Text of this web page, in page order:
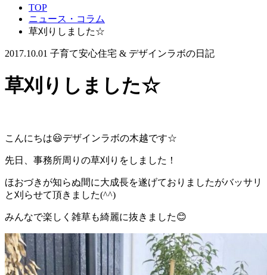
TOP
ニュース・コラム
草刈りしました☆
2017.10.01 子育て安心住宅 & デザインラボの日記
草刈りしました☆
こんにちは😃デザインラボの木越です☆
先日、事務所周りの草刈りをしました！
ほおづきが知らぬ間に大成長を遂げておりましたがバッサリ
と刈らせて頂きました(^^)
みんなで楽しく雑草も綺麗に抜きました😊